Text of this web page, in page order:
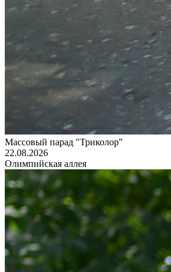
Массовый парад "Триколор"
22.08.2026
Олимпийская аллея